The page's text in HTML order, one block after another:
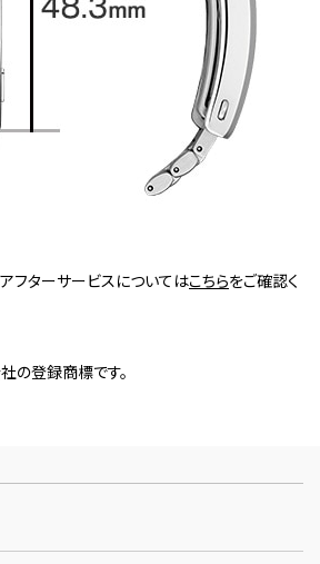
フターサービスについてはこちらをご確認く
登録商標です。